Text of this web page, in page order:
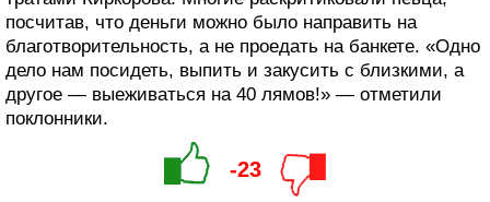
посчитав, что деньги можно было направить на
благотворительность, а не проедать на банкете. «Одно
дело нам посидеть, выпить и закусить с близкими, а
другое — выеживаться на 40 лямов!» — отметили
поклонники.
-23